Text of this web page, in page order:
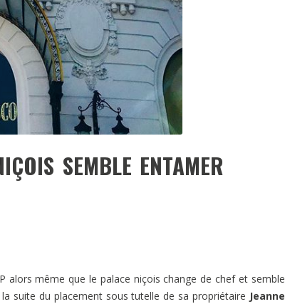
SEMBLE ENTAMER
alors même que le palace niçois change de chef et semble
suite du placement sous tutelle de sa propriétaire Jeanne